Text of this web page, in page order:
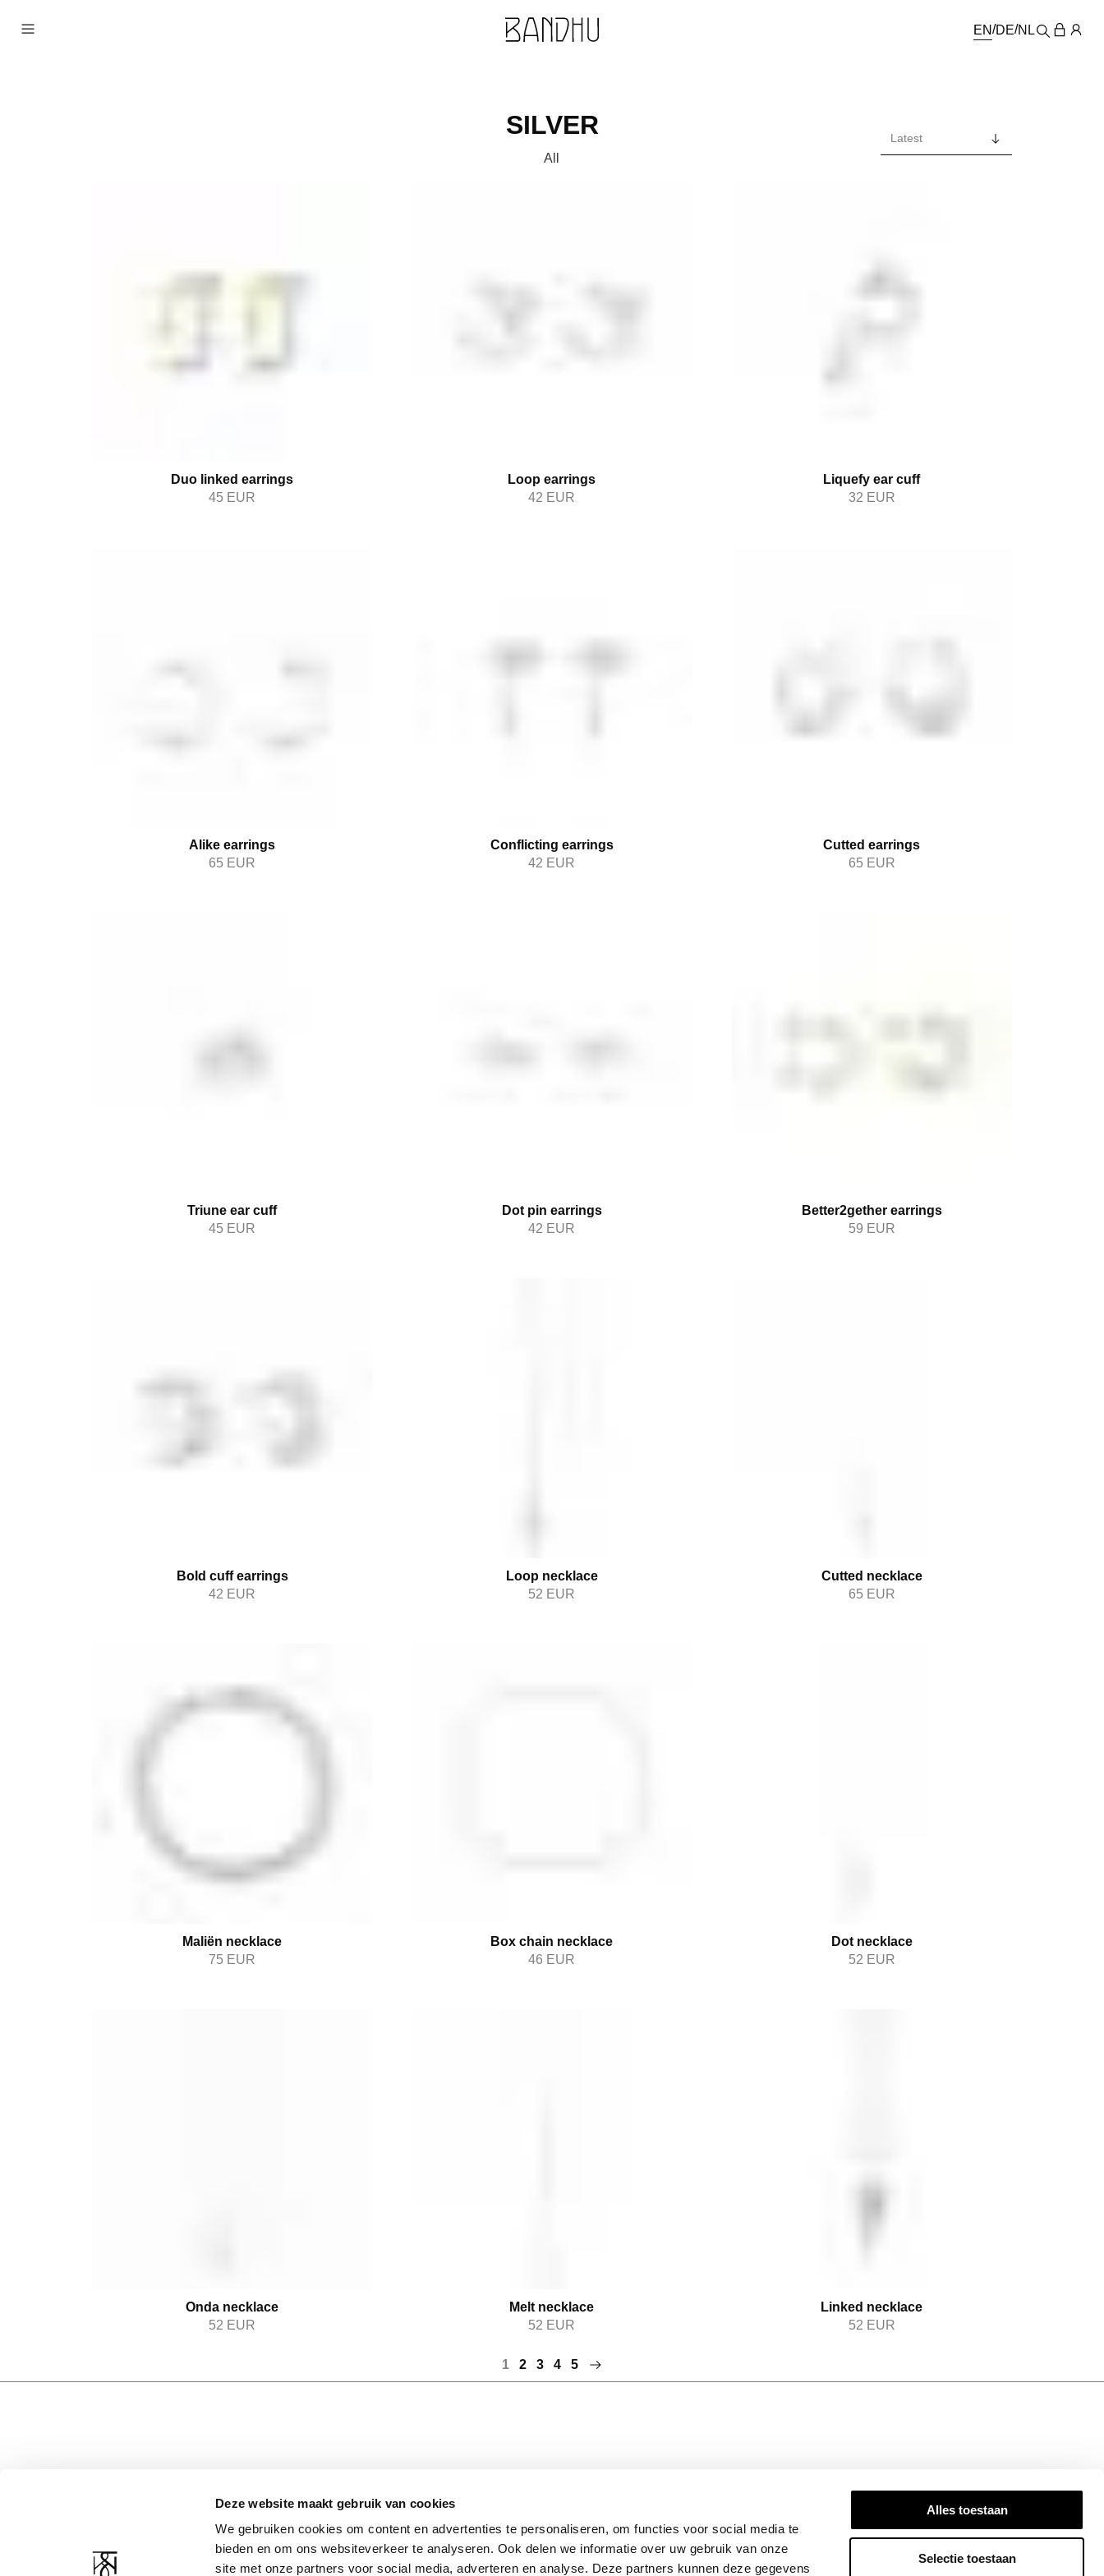
Deze website maakt gebruik van cookies
We gebruiken cookies om content en advertenties te personaliseren, om functies voor social media te
bieden en om ons websiteverkeer te analyseren. Ook delen we informatie over uw gebruik van onze
site met onze partners voor social media, adverteren en analyse. Deze partners kunnen deze gegevens
Alles toestaan
Selectie toestaan
EN DE NL
SILVER
All
Duo linked earrings
45 EUR
Loop earrings
42 EUR
Liquefy ear cuff
32 EUR
Alike earrings
65 EUR
Conflicting earrings
42 EUR
Cutted earrings
65 EUR
Triune ear cuff
45 EUR
Dot pin earrings
42 EUR
Better2gether earrings
59 EUR
Bold cuff earrings
42 EUR
Loop necklace
52 EUR
Cutted necklace
65 EUR
Maliën necklace
75 EUR
Box chain necklace
46 EUR
Dot necklace
52 EUR
Onda necklace
52 EUR
Melt necklace
52 EUR
Linked necklace
52 EUR
1 2 3 4 5
Shipping and returns
COMPANY RESOURCES
About Us
Privacy statement
Facebook
Instagram
Stay inspired! Subscribe to our newsletter for the
latest updates, exclusive insights, and stories that
matter. Join the Bandhu community today!